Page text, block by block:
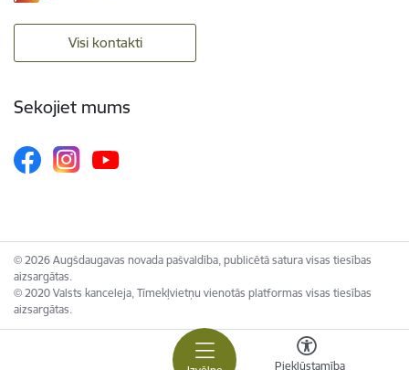
Piekļūstamība
Visi kontakti
Sekojiet mums
© 2026 Augšdaugavas novada pašvaldība, publicētā satura visas tiesības
aizsargātas.
© 2020 Valsts kanceleja, Tīmekļvietņu vienotās platformas visas tiesības
aizsargātas.